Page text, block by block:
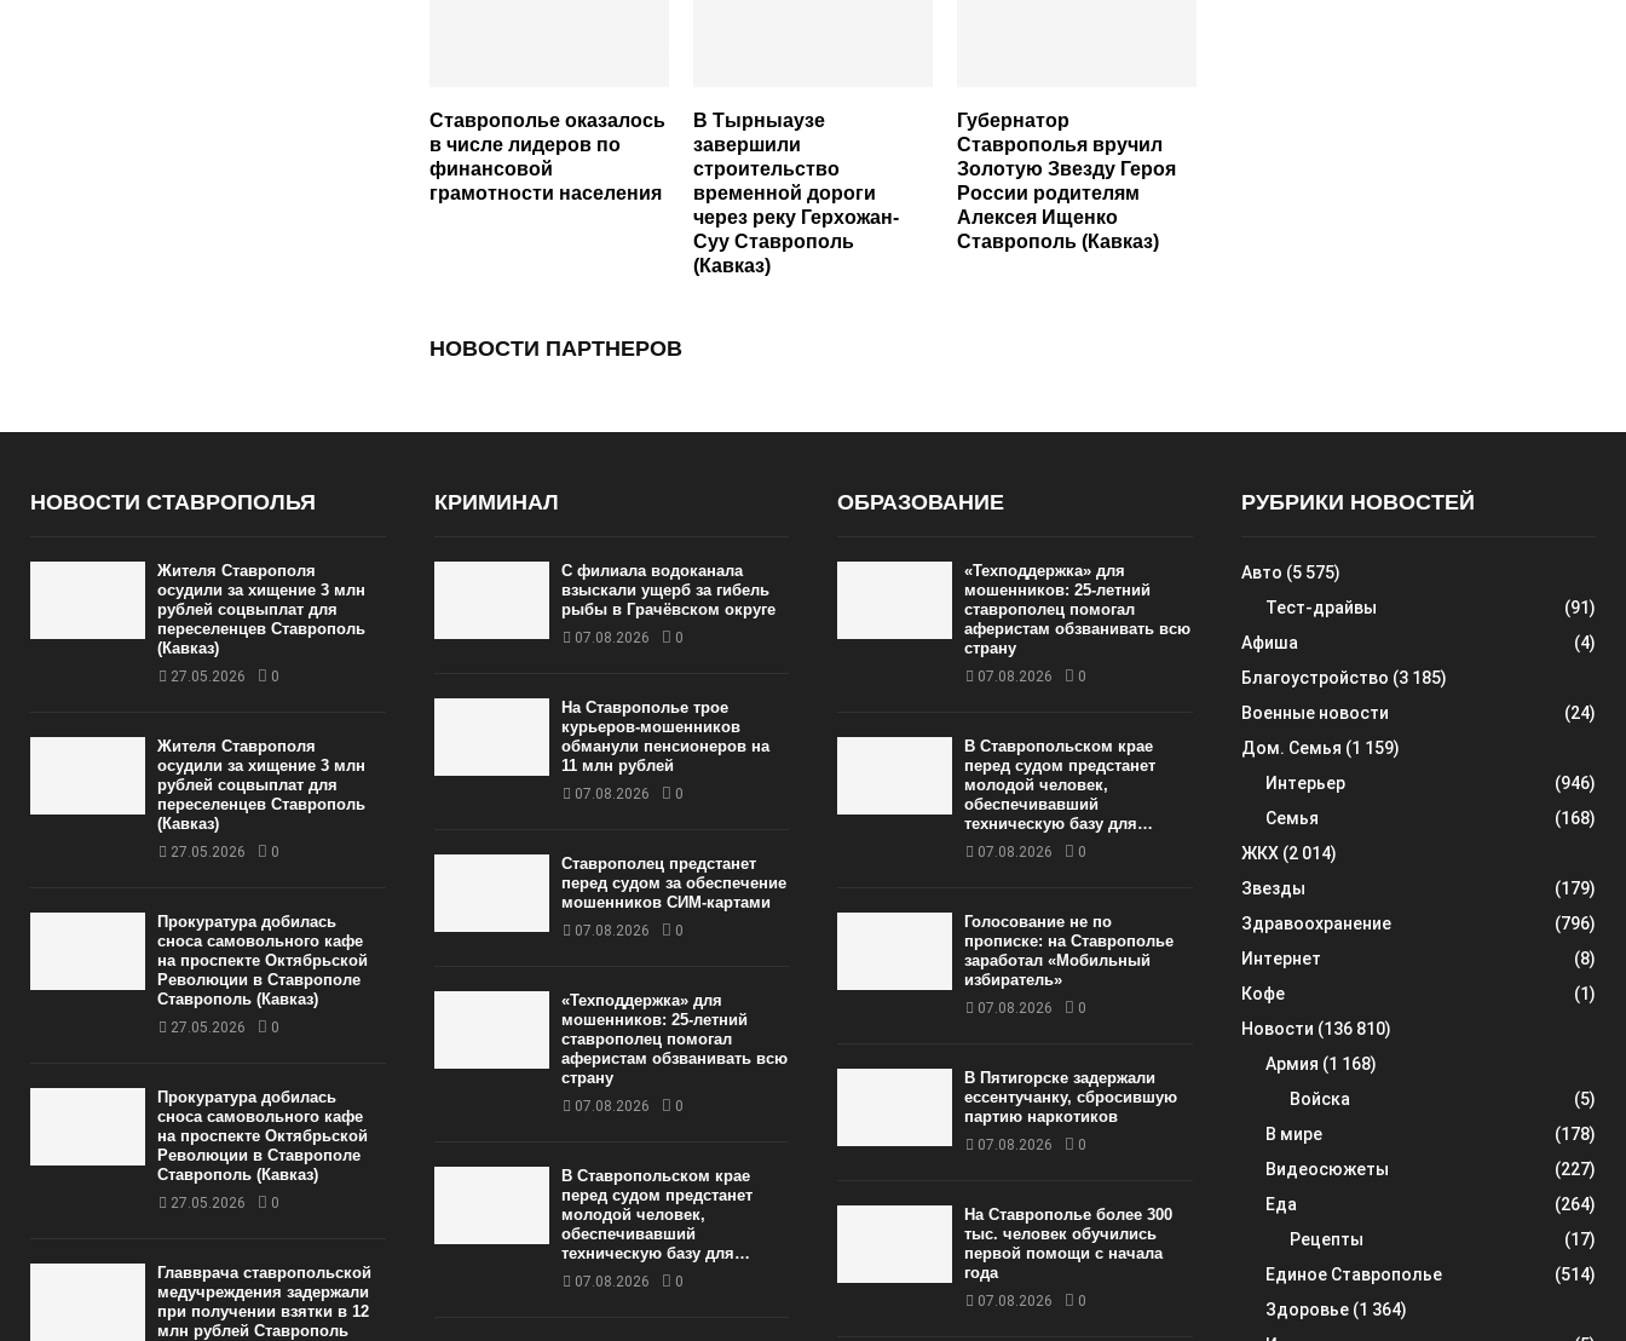
Ставрополье оказалось
в числе лидеров по
финансовой
грамотности населения
В Тырныаузе
завершили
строительство
временной дороги
через реку Герхожан-
Суу Ставрополь
(Кавказ)
Губернатор
Ставрополья вручил
Золотую Звезду Героя
России родителям
Алексея Ищенко
Ставрополь (Кавказ)
НОВОСТИ ПАРТНЕРОВ
НОВОСТИ СТАВРОПОЛЬЯ
Жителя Ставрополя
осудили за хищение 3 млн
рублей соцвыплат для
переселенцев Ставрополь
(Кавказ)
27.05.2026 0
Жителя Ставрополя
осудили за хищение 3 млн
рублей соцвыплат для
переселенцев Ставрополь
(Кавказ)
27.05.2026 0
Прокуратура добилась
сноса самовольного кафе
на проспекте Октябрьской
Революции в Ставрополе
Ставрополь (Кавказ)
27.05.2026 0
Прокуратура добилась
сноса самовольного кафе
на проспекте Октябрьской
Революции в Ставрополе
Ставрополь (Кавказ)
27.05.2026 0
Главврача ставропольской
медучреждения задержали
при получении взятки в 12
млн рублей Ставрополь
КРИМИНАЛ
С филиала водоканала
взыскали ущерб за гибель
рыбы в Грачёвском округе
07.08.2026 0
На Ставрополье трое
курьеров-мошенников
обманули пенсионеров на
11 млн рублей
07.08.2026 0
Ставрополец предстанет
перед судом за обеспечение
мошенников СИМ-картами
07.08.2026 0
«Техподдержка» для
мошенников: 25-летний
ставрополец помогал
аферистам обзванивать всю
страну
07.08.2026 0
В Ставропольском крае
перед судом предстанет
молодой человек,
обеспечивавший
техническую базу для…
07.08.2026 0
ОБРАЗОВАНИЕ
«Техподдержка» для
мошенников: 25-летний
ставрополец помогал
аферистам обзванивать всю
страну
07.08.2026 0
В Ставропольском крае
перед судом предстанет
молодой человек,
обеспечивавший
техническую базу для…
07.08.2026 0
Голосование не по
прописке: на Ставрополье
заработал «Мобильный
избиратель»
07.08.2026 0
В Пятигорске задержали
ессентучанку, сбросившую
партию наркотиков
07.08.2026 0
На Ставрополье более 300
тыс. человек обучились
первой помощи с начала
года
07.08.2026 0
РУБРИКИ НОВОСТЕЙ
Авто (5 575)
Тест-драйвы
(91)
Афиша
(4)
Благоустройство (3 185)
Военные новости
(24)
Дом. Семья (1 159)
Интерьер
(946)
Семья
(168)
ЖКХ(2 014)
Звезды
(179)
Здравоохранение
(796)
Интернет
(8)
Кофе
(1)
Новости (136 810)
Армия (1 168)
Войска
(5)
В мире
(178)
Видеосюжеты
(227)
Еда
(264)
Рецепты
(17)
Единое Ставрополье
(514)
Здоровье(1 364)